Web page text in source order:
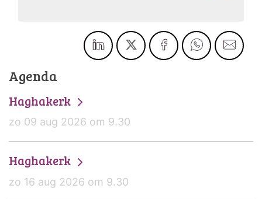
Agenda
Haghakerk
zo 09 aug 2026 om 9.30
Haghakerk
zo 16 aug 2026 om 9.30